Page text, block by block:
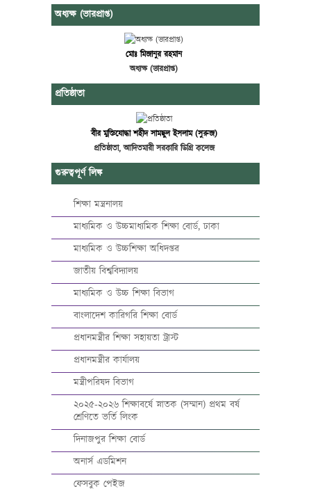
অধ্যক্ষ (ভারপ্রাপ্ত)
মোঃ মিজানুর রহমান
অধ্যক্ষ (ভারপ্রাপ্ত)
প্রতিষ্ঠাতা
বীর মুক্তিযোদ্ধা শহীদ সামছুল ইসলাম (সুরুজ)
প্রতিষ্ঠাতা, আদিতমারী সরকারি ডিগ্রি কলেজ
গুরুত্বপূর্ণ লিঙ্ক
শিক্ষা মন্ত্রনালয়
মাধ্যমিক ও উচ্চমাধ্যমিক শিক্ষা বোর্ড, ঢাকা
মাধ্যমিক ও উচ্চশিক্ষা অধিদপ্তর
জাতীয় বিশ্ববিদ্যালয়
মাধ্যমিক ও উচ্চ শিক্ষা বিভাগ
বাংলাদেশ কারিগরি শিক্ষা বোর্ড
প্রধানমন্ত্রীর শিক্ষা সহায়তা ট্রাস্ট
প্রধানমন্ত্রীর কার্যালয়
মন্ত্রীপরিষদ বিভাগ
২০২৫-২০২৬ শিক্ষাবর্ষে স্নাতক (সম্মান) প্রথম বর্ষ
শ্রেণিতে ভর্তি লিংক
দিনাজপুর শিক্ষা বোর্ড
অনার্স এডমিশন
ফেসবুক পেইজ